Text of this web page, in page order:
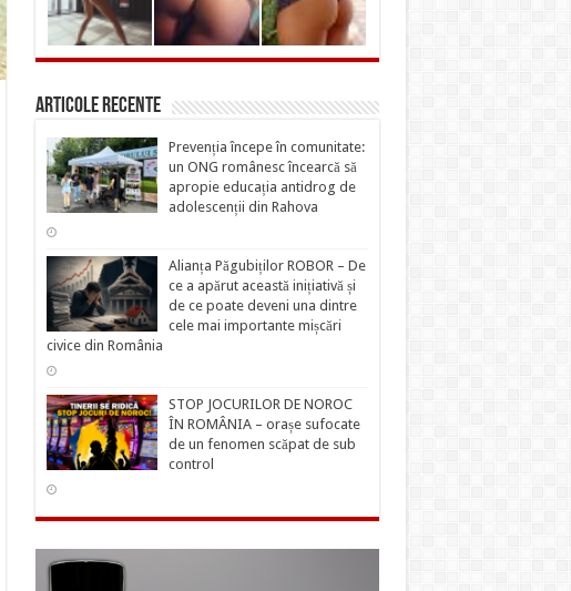
Articole recente
Prevenția începe în comunitate:
un ONG românesc încearcă să
apropie educația antidrog de
adolescenții din Rahova
Alianța Păgubiților ROBOR – De
ce a apărut această inițiativă și
de ce poate deveni una dintre
cele mai importante mișcări
civice din România
STOP JOCURILOR DE NOROC
ÎN ROMÂNIA – orașe sufocate
de un fenomen scăpat de sub
control